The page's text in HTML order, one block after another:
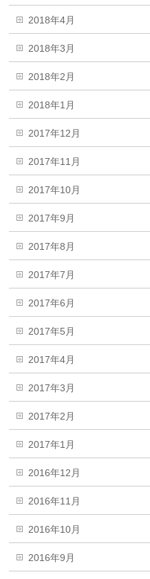
2018年4月
2018年3月
2018年2月
2018年1月
2017年12月
2017年11月
2017年10月
2017年9月
2017年8月
2017年7月
2017年6月
2017年5月
2017年4月
2017年3月
2017年2月
2017年1月
2016年12月
2016年11月
2016年10月
2016年9月